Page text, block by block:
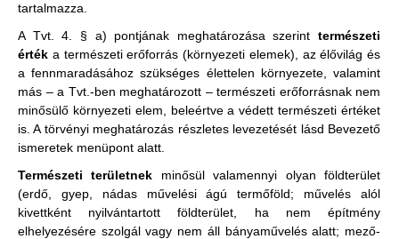
tartalmazza.
A Tvt. 4. § a) pontjának meghatározása szerint természeti
érték a természeti erőforrás (környezeti elemek), az élővilág és
a fennmaradásához szükséges élettelen környezete, valamint
más – a Tvt.-ben meghatározott – természeti erőforrásnak nem
minősülő környezeti elem, beleértve a védett természeti értéket
is. A törvényi meghatározás részletes levezetését lásd Bevezető
ismeretek menüpont alatt.
Természeti területnek minősül valamennyi olyan földterület
(erdő, gyep, nádas művelési ágú termőföld; művelés alól
kivettként nyilvántartott földterület, ha nem építmény
elhelyezésére szolgál vagy nem áll bányaművelés alatt; mező-